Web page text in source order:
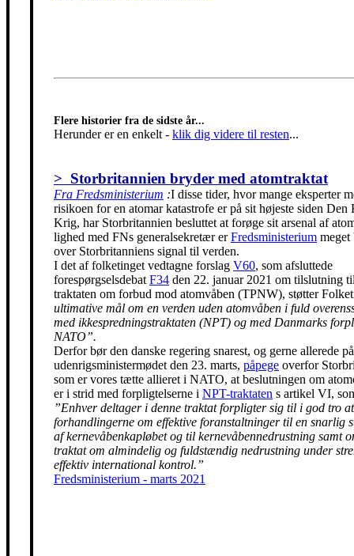
Flere historier fra de sidste år...
Herunder er en enkelt - klik dig videre til resten...
> Storbritannien bryder med atomtraktat
Fra Fredsministerium :I disse tider, hvor mange eksperter
risikoen for en atomar katastrofe er på sit højeste siden Den
Krig, har Storbritannien besluttet at forøge sit arsenal af
lighed med FNs generalsekretær erFredsministerium meget
over Storbritanniens signal til verden.
I det af folketinget vedtagne forslag V60, som afsluttede
forespørgselsdebat F34 den 22. januar 2021 om tilslutning
traktaten om forbud mod atomvåben (TPNW), støtter
ultimative mål om en verden uden atomvåben i fuld
med ikkespredningstraktaten (NPT) og med Danmarks
NATO”.
Derfor bør den danske regering snarest, og gerne allerede på
udenrigsministermødet den 23. marts, påpege overfor
som er vores tætte allieret i NATO, at beslutningen om
er i strid med forpligtelserne i NPT-traktaten s artikel VI,
”Enhver deltager i denne traktat forpligter sig til i god tro
forhandlingerne om effektive foranstaltninger til en snarlig
af kernevåbenkapløbet og til kernevåbennedrustning samt
traktat om almindelig og fuldstændig nedrustning under
effektiv international kontrol.”
Fredsministerium - marts 2021